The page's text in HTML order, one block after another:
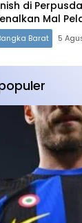
di
Mal
Barat 5